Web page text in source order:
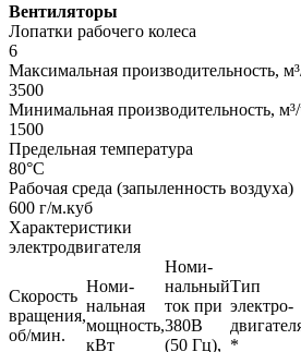
Вентиляторы
Лопатки рабочего колеса
6
Максимальная производительность,
3500
Минимальная производительность,
1500
Предельная температура
80°С
Рабочая среда (запыленность воздуха)
600 г/м.куб
Характеристики
электродвигателя
Скорость
вращения,
об/мин.
Номи-
нальная
мощность,
кВт
Номи-
нальный
ток при
380В
(50 Гц),
Тип
электро-
*